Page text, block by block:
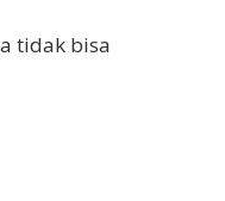
tidak bisa